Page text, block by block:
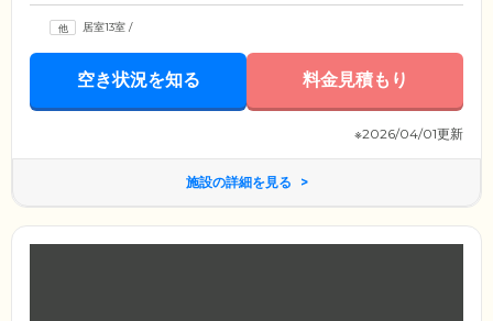
居室13室 /
空き状況を知る 料金見積もり
※2026/04/01更新
施設の詳細を見る